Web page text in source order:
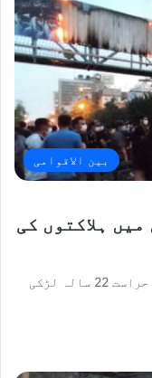
بین الاقوامی
ہلاکتوں کی
حجاب قانون کی خلاف ورزی کے جرم میں زیر حراست 22 سالہ لڑکی